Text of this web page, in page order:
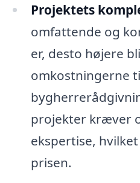
Projektets
omfattende og
er, desto højere
omkostningerne
projekter kræver
ekspertise,
prisen.